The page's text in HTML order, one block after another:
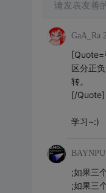
请发表友善
GaA_Ra
区分正
转。
[/Quote]
学习~:)
BAYNPU
;如果三
;如果三